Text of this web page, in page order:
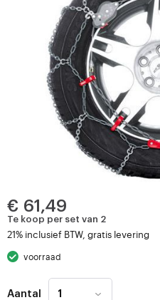
€ 61,49
Te koop per set van 2
21% inclusief BTW, gratis levering
voorraad
Aantal